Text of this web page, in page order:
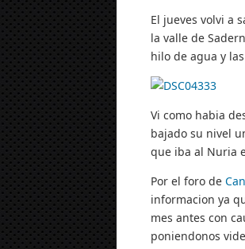
El jueves volvi a
la valle de
hilo de agua y
Vi como habia
bajado su nivel
que iba al Nuria
Por el foro de
informacion ya
mes antes con
poniendonos